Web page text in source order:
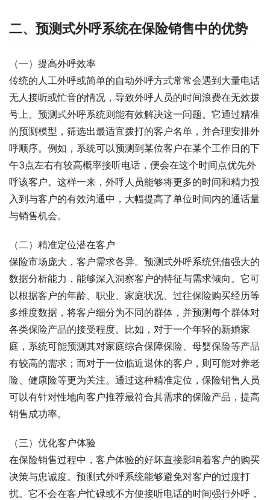
二、预测式外呼系统在保险销售中的优势
（一）提高外呼效率
传统的人工外呼或简单的自动外呼方式常常会遇到大量电话
无人接听或忙音的情况，导致外呼人员的时间浪费在无效拨
号上。预测式外呼系统则能有效解决这一问题。它通过精准
的预测模型，筛选出最适宜拨打的客户名单，并合理安排外
呼顺序。例如，系统可以预测到某位客户在某个工作日的下
午3点左右有较高概率接听电话，便会在这个时间点优先外
呼该客户。这样一来，外呼人员能够将更多的时间和精力投
入到与客户的有效沟通中，大幅提高了单位时间内的通话量
与销售机会。
（二）精准定位潜在客户
保险市场庞大，客户需求各异。预测式外呼系统凭借强大的
数据分析能力，能够深入洞察客户的特征与需求倾向。它可
以根据客户的年龄、职业、家庭状况、过往保险购买经历等
多维度数据，将客户细分为不同的群体，并预测每个群体对
各类保险产品的接受程度。比如，对于一个年轻的新婚家
庭，系统可能预测其对家庭综合保障保险、母婴保险等产品
有较高的需求；而对于一位临近退休的客户，则可能对养老
险、健康险等更为关注。通过这种精准定位，保险销售人员
可以有针对性地向客户推荐最符合其需求的保险产品，提高
销售成功率。
（三）优化客户体验
在保险销售过程中，客户体验的好坏直接影响着客户的购买
决策与忠诚度。预测式外呼系统能够避免对客户的过度打
扰。它不会在客户忙碌或不方便接听电话的时间强行外呼，